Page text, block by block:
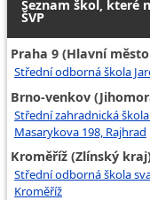
Seznam škol, které
ŠVP
Praha 9 (Hlavní
Střední odborná škola
Brno-venkov
Střední zahradnická
Masarykova 198, Rajhrad
Kroměříž (Zlínský
Střední odborná škola
Kroměříž